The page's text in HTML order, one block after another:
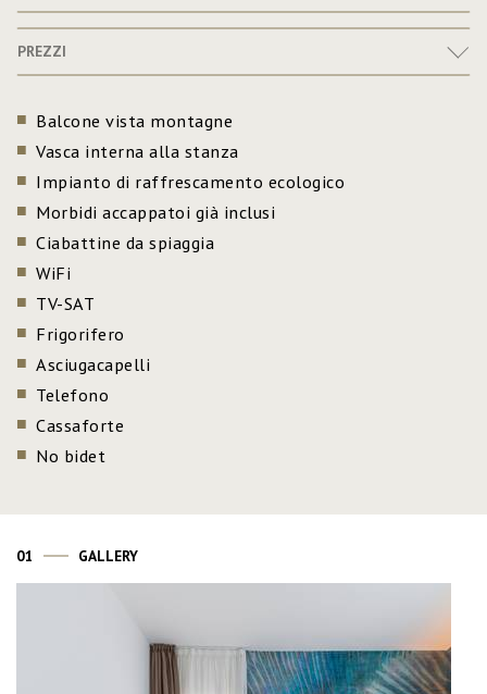
PREZZI
Balcone vista montagne
Vasca interna alla stanza
Impianto di raffrescamento ecologico
Morbidi accappatoi già inclusi
Ciabattine da spiaggia
WiFi
TV-SAT
Frigorifero
Asciugacapelli
Telefono
Cassaforte
No bidet
01 GALLERY